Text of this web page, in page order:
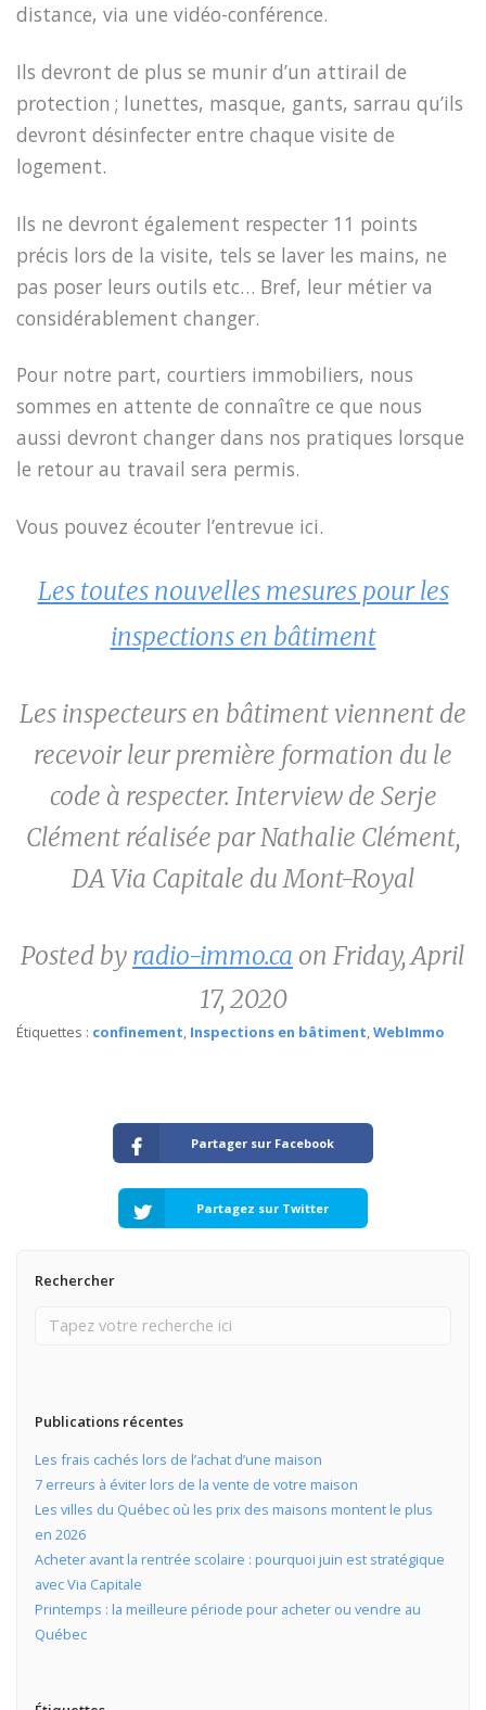
distance, via une vidéo-conférence.
Ils devront de plus se munir d’un attirail de
protection ; lunettes, masque, gants, sarrau qu’ils
devront désinfecter entre chaque visite de
logement.
Ils ne devront également respecter 11 points
précis lors de la visite, tels se laver les mains, ne
pas poser leurs outils etc… Bref, leur métier va
considérablement changer.
Pour notre part, courtiers immobiliers, nous
sommes en attente de connaître ce que nous
aussi devront changer dans nos pratiques lorsque
le retour au travail sera permis.
Vous pouvez écouter l’entrevue ici.
Les toutes nouvelles mesures pour les
inspections en bâtiment
Les inspecteurs en bâtiment viennent de
recevoir leur première formation du le
code à respecter. Interview de Serje
Clément réalisée par Nathalie Clément,
DA Via Capitale du Mont-Royal
Posted by radio-immo.ca on Friday, April
17, 2020
Étiquettes : confinement, Inspections en bâtiment,WebImmo
Partager sur Facebook
Partagez sur Twitter
Rechercher
Publications récentes
Les frais cachés lors de l’achat d’une maison
7 erreurs à éviter lors de la vente de votre maison
Les villes du Québec où les prix des maisons montent le plus
en 2026
Acheter avant la rentrée scolaire : pourquoi juin est stratégique
avec Via Capitale
Printemps : la meilleure période pour acheter ou vendre au
Québec